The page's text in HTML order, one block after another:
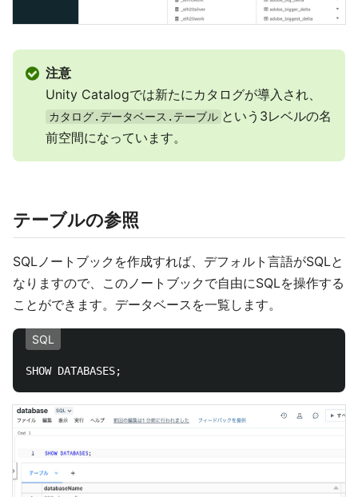
注意
Unity Catalogでは新たにカタログが導入され、
カタログ.データベース.テーブル という3レベルの名
前空間になっています。
テーブルの参照
SQLノートブックを作成すれば、デフォルト言語がSQLと
なりますので、このノートブックで自由にSQLを操作する
ことができます。データベースを一覧します。
SQL